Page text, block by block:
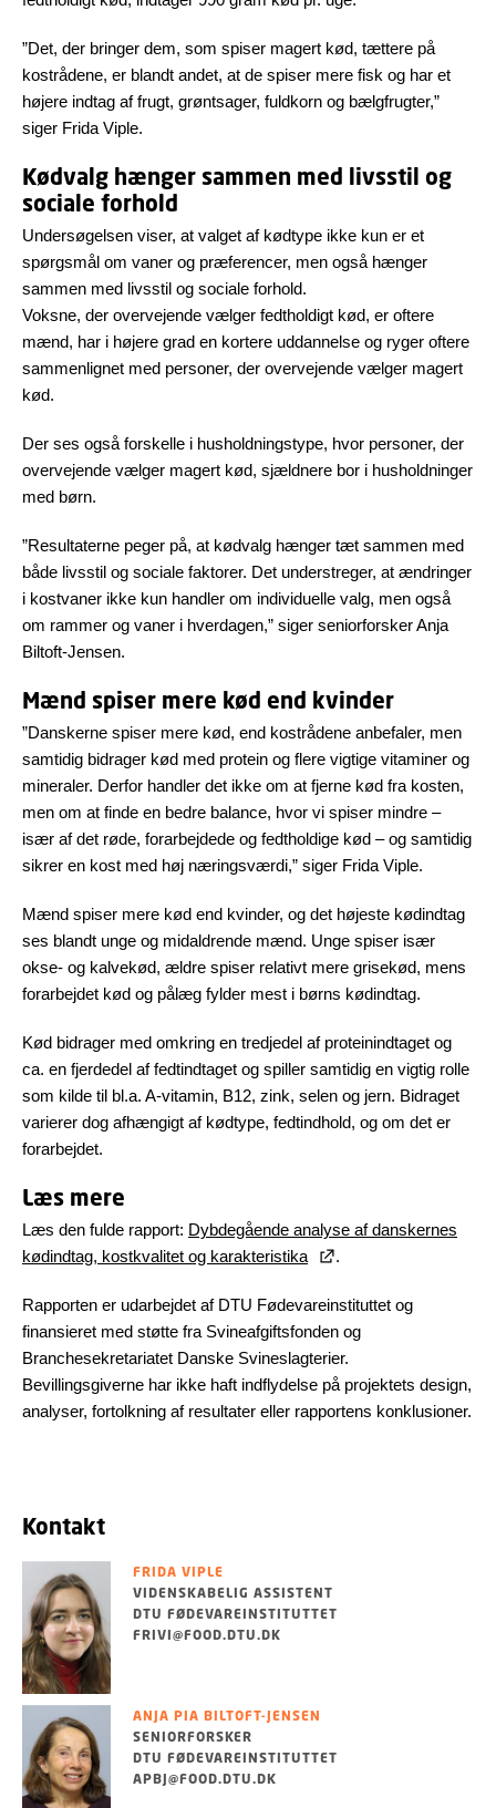
”Det, der bringer dem, som spiser magert kød, tættere på
kostrådene, er blandt andet, at de spiser mere fisk og har et
højere indtag af frugt, grøntsager, fuldkorn og bælgfrugter,”
siger Frida Viple.
Kødvalg hænger sammen med livsstil og
sociale forhold
Undersøgelsen viser, at valget af kødtype ikke kun er et
spørgsmål om vaner og præferencer, men også hænger
sammen med livsstil og sociale forhold.
Voksne, der overvejende vælger fedtholdigt kød, er oftere
mænd, har i højere grad en kortere uddannelse og ryger oftere
sammenlignet med personer, der overvejende vælger magert
kød.
Der ses også forskelle i husholdningstype, hvor personer, der
overvejende vælger magert kød, sjældnere bor i husholdninger
med børn.
”Resultaterne peger på, at kødvalg hænger tæt sammen med
både livsstil og sociale faktorer. Det understreger, at ændringer
i kostvaner ikke kun handler om individuelle valg, men også
om rammer og vaner i hverdagen,” siger seniorforsker Anja
Biltoft-Jensen.
Mænd spiser mere kød end kvinder
”Danskerne spiser mere kød, end kostrådene anbefaler, men
samtidig bidrager kød med protein og flere vigtige vitaminer og
mineraler. Derfor handler det ikke om at fjerne kød fra kosten,
men om at finde en bedre balance, hvor vi spiser mindre –
især af det røde, forarbejdede og fedtholdige kød – og samtidig
sikrer en kost med høj næringsværdi,” siger Frida Viple.
Mænd spiser mere kød end kvinder, og det højeste kødindtag
ses blandt unge og midaldrende mænd. Unge spiser især
okse- og kalvekød, ældre spiser relativt mere grisekød, mens
forarbejdet kød og pålæg fylder mest i børns kødindtag.
Kød bidrager med omkring en tredjedel af proteinindtaget og
ca. en fjerdedel af fedtindtaget og spiller samtidig en vigtig rolle
som kilde til bl.a. A-vitamin, B12, zink, selen og jern. Bidraget
varierer dog afhængigt af kødtype, fedtindhold, og om det er
forarbejdet.
Læs mere
Læs den fulde rapport: Dybdegående analyse af danskernes
kødindtag, kostkvalitet og karakteristika
.
Rapporten er udarbejdet af DTU Fødevareinstituttet og
finansieret med støtte fra Svineafgiftsfonden og
Branchesekretariatet Danske Svineslagterier.
Bevillingsgiverne har ikke haft indflydelse på projektets design,
analyser, fortolkning af resultater eller rapportens konklusioner.
Kontakt
FRIDA VIPLE
VIDENSKABELIG ASSISTENT
DTU FØDEVAREINSTITUTTET
FRIVI@FOOD.DTU.DK
ANJA PIA BILTOFT-JENSEN
SENIORFORSKER
DTU FØDEVAREINSTITUTTET
APBJ@FOOD.DTU.DK